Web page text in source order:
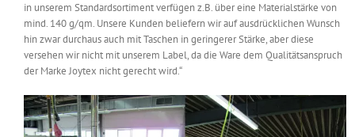
in unserem Standardsortiment verfügen z.B. über eine Materialstärke von
mind. 140 g/qm. Unsere Kunden beliefern wir auf ausdrücklichen Wunsch
hin zwar durchaus auch mit Taschen in geringerer Stärke, aber diese
versehen wir nicht mit unserem Label, da die Ware dem Qualitätsanspruch
der Marke Joytex nicht gerecht wird.“